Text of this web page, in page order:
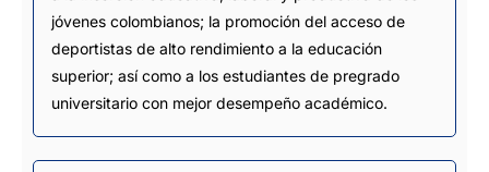
jóvenes colombianos; la promoción del acceso de
deportistas de alto rendimiento a la educación
superior; así como a los estudiantes de pregrado
universitario con mejor desempeño académico.